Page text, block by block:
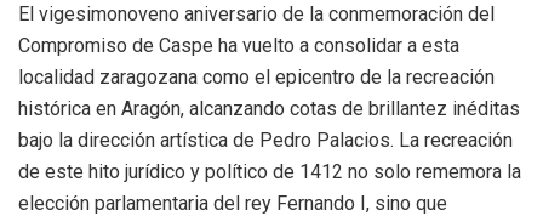
El vigesimonoveno aniversario de la conmemoración del
Compromiso de Caspe ha vuelto a consolidar a esta
localidad zaragozana como el epicentro de la recreación
histórica en Aragón, alcanzando cotas de brillantez inéditas
bajo la dirección artística de Pedro Palacios. La recreación
de este hito jurídico y político de 1412 no solo rememora la
elección parlamentaria del rey Fernando I, sino que